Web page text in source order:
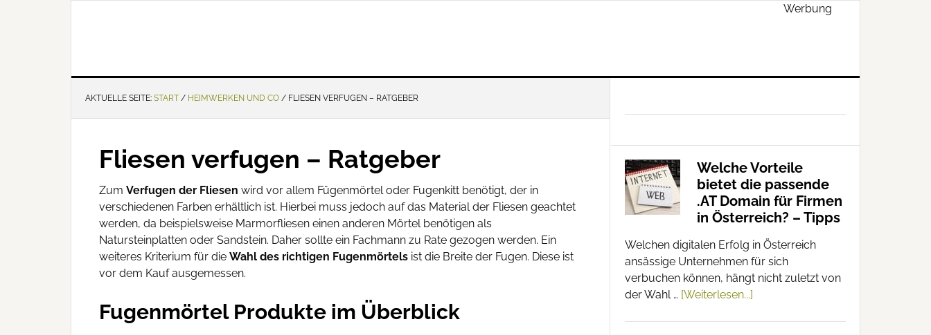
Werbung
AKTUELLE SEITE: START / HEIMWERKEN UND CO / FLIESEN VERFUGEN – RATGEBER
Fliesen verfugen – Ratgeber
Zum Verfugen der Fliesen wird vor allem Fügenmörtel oder Fugenkitt benötigt, der in
verschiedenen Farben erhältlich ist. Hierbei muss jedoch auf das Material der Fliesen geachtet
werden, da beispielsweise Marmorfliesen einen anderen Mörtel benötigen als
Natursteinplatten oder Sandstein. Daher sollte ein Fachmann zu Rate gezogen werden. Ein
weiteres Kriterium für die Wahl des richtigen Fugenmörtels ist die Breite der Fugen. Diese ist
vor dem Kauf ausgemessen.
Fugenmörtel Produkte im Überblick
Welche Vorteile
bietet die passende
.AT Domain für Firmen
in Österreich? – Tipps
Welchen digitalen Erfolg in Österreich
ansässige Unternehmen für sich
verbuchen können, hängt nicht zuletzt von
der Wahl … [Weiterlesen...]